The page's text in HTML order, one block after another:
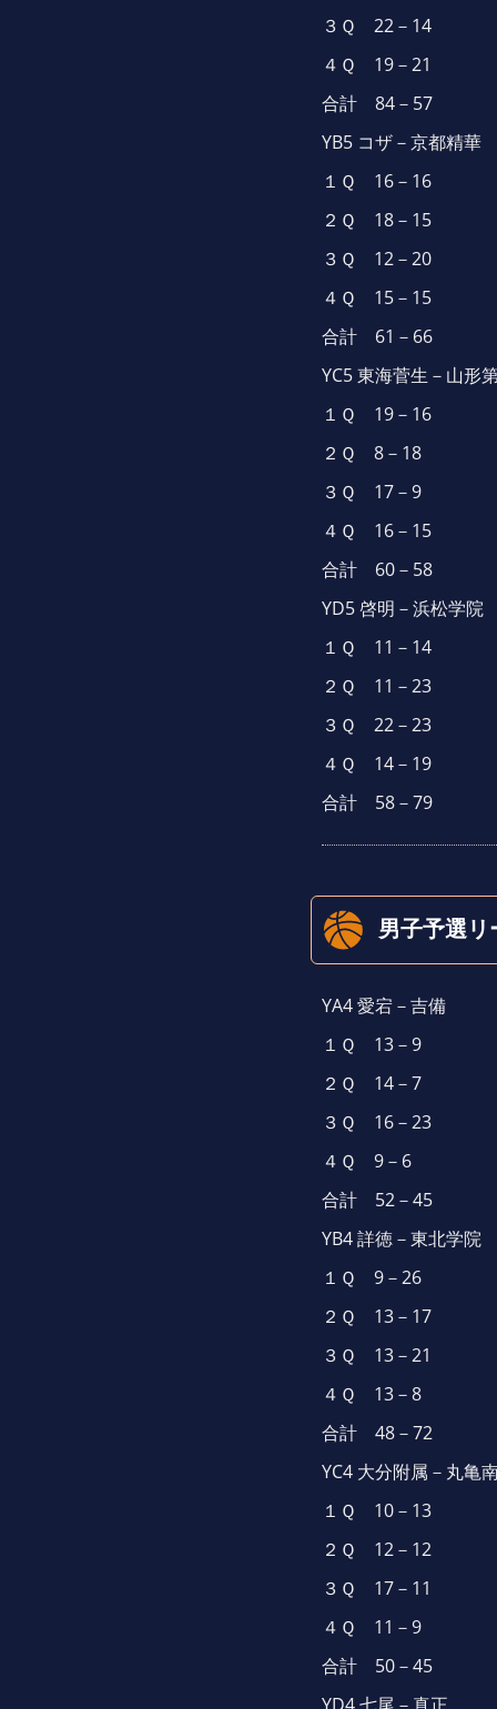
３Ｑ 22－14
４Ｑ 19－21
合計 84－57
YB5 コザ－京都精華
１Ｑ 16－16
２Ｑ 18－15
３Ｑ 12－20
４Ｑ 15－15
合計 61－66
YC5 東海菅生－山形
１Ｑ 19－16
２Ｑ 8－18
３Ｑ 17－9
４Ｑ 16－15
合計 60－58
YD5 啓明－浜松学院
１Ｑ 11－14
２Ｑ 11－23
３Ｑ 22－23
４Ｑ 14－19
合計 58－79
男子予選
YA4 愛宕－吉備
１Ｑ 13－9
２Ｑ 14－7
３Ｑ 16－23
４Ｑ 9－6
合計 52－45
YB4 詳徳－東北学院
１Ｑ 9－26
２Ｑ 13－17
３Ｑ 13－21
４Ｑ 13－8
合計 48－72
YC4 大分附属－丸亀
１Ｑ 10－13
２Ｑ 12－12
３Ｑ 17－11
４Ｑ 11－9
合計 50－45